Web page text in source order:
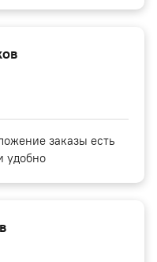
заказы есть
удобно